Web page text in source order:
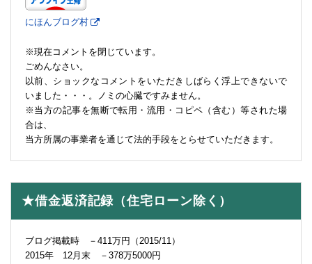
にほんブログ村
※現在コメントを閉じています。
ごめんなさい。
以前、ショックなコメントをいただきしばらく浮上できないで
いました・・・。ノミの心臓ですみません。
※当方の記事を無断で転用・流用・コピペ（含む）等された場
合は、
当方所属の事業者を通じて法的手段をとらせていただきます。
★借金返済記録（住宅ローン除く）
ブログ掲載時 －411万円（2015/11）
2015年 12月末 －378万5000円